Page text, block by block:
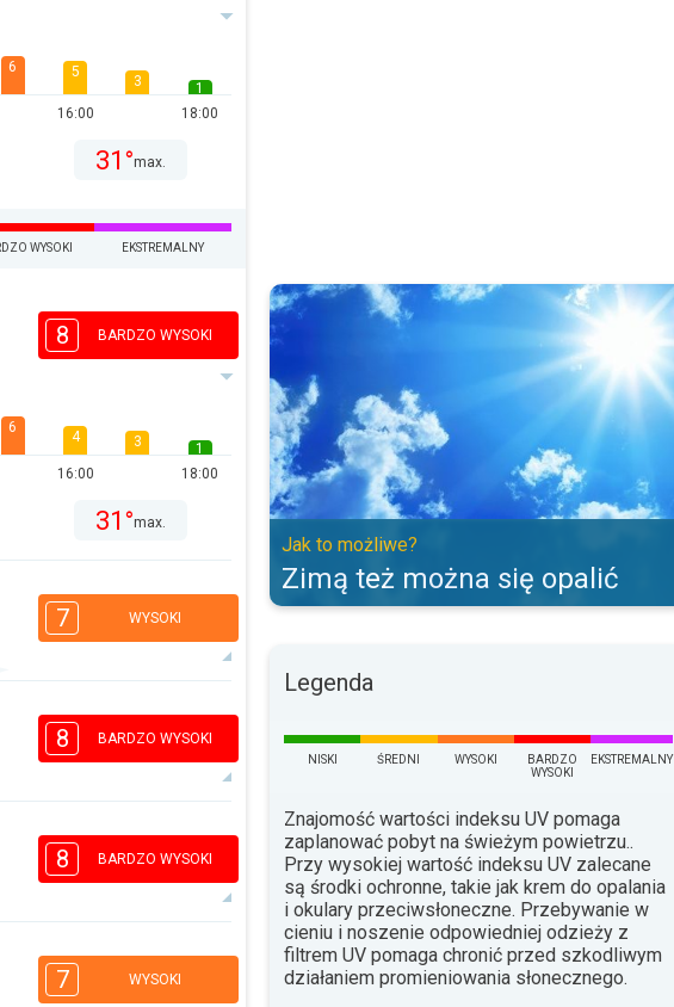
6 5
16:00
3
1
18:00
31°max.
WYSOKI EKSTREMALNY
8 BARDZO WYSOKI
6
4
16:00
3
1
18:00
31°max.
7 WYSOKI
16:00
3
28°max.
8 BARDZO WYSOKI
5
16:00
1
29°max.
8 BARDZO WYSOKI
4
16:00
7 WYSOKI
Zimą też można się opalić. Jak to możliwe?. . .
Jak to możliwe?
Zimą też można się opalić
Legenda
NISKI ŚREDNI WYSOKI
BARDZO
WYSOKI
EKSTREMALNY
Znajomość wartości indeksu UV pomaga
zaplanować pobyt na świeżym powietrzu..
Przy wysokiej wartość indeksu UV zalecane
są środki ochronne, takie jak krem do opalania
i okulary przeciwsłoneczne. Przebywanie w
cieniu i noszenie odpowiedniej odzieży z
filtrem UV pomaga chronić przed szkodliwym
działaniem promieniowania słonecznego.